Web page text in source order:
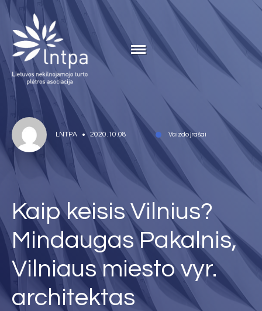
LNTPA 2020.10.08 Vaizdo įrašai
Kaip keisis Vilnius?
Mindaugas Pakalnis,
Vilniaus miesto vyr.
architektas